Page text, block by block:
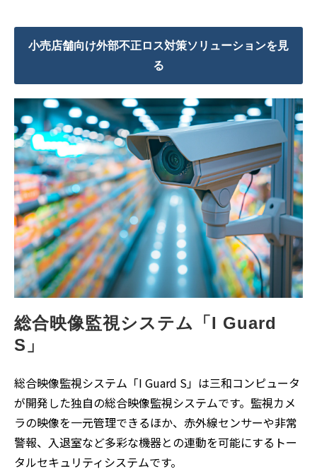
小売店舗向け外部不正ロス対策ソリューションを見
る
総合映像監視システム「I Guard
S」
総合映像監視システム「I Guard S」は三和コンピュータ
が開発した独自の総合映像監視システムです。監視カメ
ラの映像を一元管理できるほか、赤外線センサーや非常
警報、入退室など多彩な機器との連動を可能にするトー
タルセキュリティシステムです。